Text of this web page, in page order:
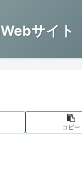
サイト
コピー